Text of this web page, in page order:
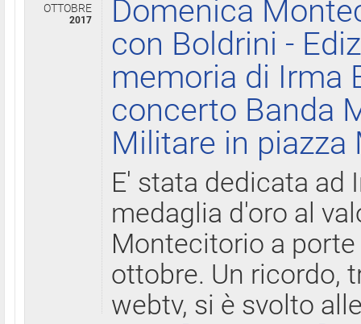
OTTOBRE
2017
Domenica
con Boldrini -
memoria di Irma
concerto Banda
Militare in
E' stata dedicata ad
medaglia d'oro al
Montecitorio a
ottobre. Un ricordo,
webtv, si è svolto